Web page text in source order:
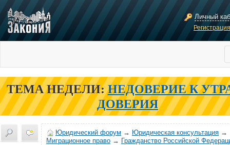
Личный
ТЕМА НЕДЕЛИ: НЕДОВЕРИЕ К
ДОВЕРИЯ
Юридический форум → Юридическая консультация →
Миграционное право → Гражданство Российской